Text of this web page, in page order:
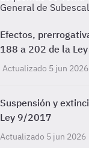
General de
Efectos,
188 a 202 de la
Actualizado 5 jun 2026
Suspensión y
Ley 9/2017
Actualizado 5 jun 2026